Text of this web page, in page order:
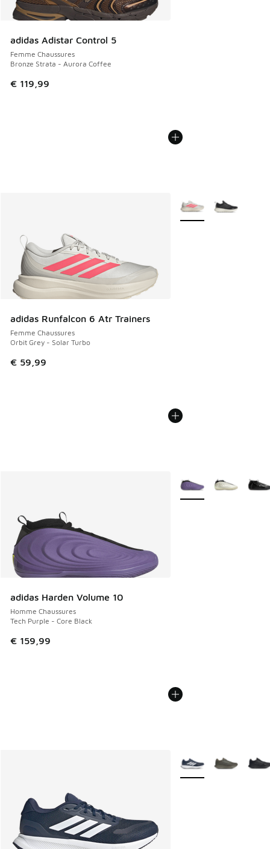
adidas Adistar Control 5
Femme Chaussures
Bronze Strata - Aurora Coffee
€ 119,99
adidas Runfalcon 6 Atr Trainers
Femme Chaussures
Orbit Grey - Solar Turbo
€ 59,99
Plus de couleurs
adidas Harden Volume 10
Homme Chaussures
Tech Purple - Core Black
€ 159,99
Plus de couleurs
Plus de couleurs